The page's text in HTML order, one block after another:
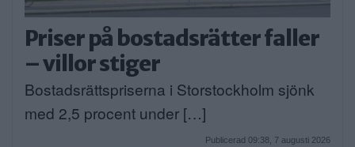
Priser på bostadsrätter faller
– villor stiger
Bostadsrättspriserna i Storstockholm sjönk
med 2,5 procent under […]
Publicerad 09:38, 7 augusti 2026